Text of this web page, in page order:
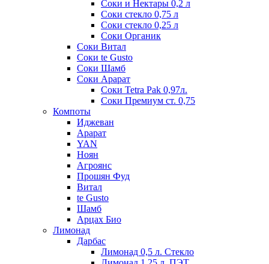
Соки и Нектары 0,2 л
Соки стекло 0,75 л
Соки стекло 0,25 л
Соки Органик
Соки Витал
Соки te Gusto
Соки Шамб
Соки Арарат
Соки Tetra Pak 0,97л.
Соки Премиум ст. 0,75
Компоты
Иджеван
Арарат
YAN
Ноян
Агроянс
Прошян Фуд
Витал
te Gusto
Шамб
Арцах Био
Лимонад
Дарбас
Лимонад 0,5 л. Стекло